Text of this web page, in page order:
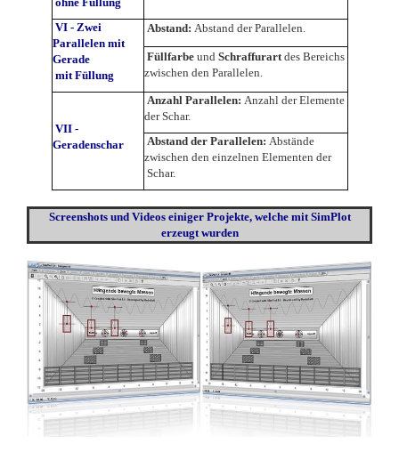
VI - Zwei
Parallelen mit
Gerade
mit Füllung
Abstand: Abstand der Parallelen.
Füllfarbe und Schraffurartdes Bereichs
zwischen den Parallelen.
VII -
Geradenschar
Anzahl Parallelen: Anzahl der Elemente
der Schar.
Abstand der Parallelen: Abstände
zwischen den einzelnen Elementen der
Schar.
Screenshotsund Videos einiger Projekte, welche mit SimPlot
erzeugt wurden